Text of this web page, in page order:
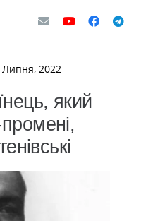
Липня, 2022
який